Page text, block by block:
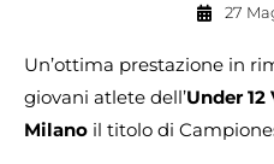
27
Un’ottima prestazione in
giovani atlete dell’Under
Milano il titolo di